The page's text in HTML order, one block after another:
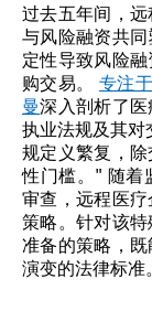
过去五年间，
与风险融资共
定性导致风险
购交易。 专注
曼深入剖析了
执业法规及其
规定义繁复，
性门槛。" 随着
审查，远程医
策略。针对该
准备的策略，
演变的法律标准。